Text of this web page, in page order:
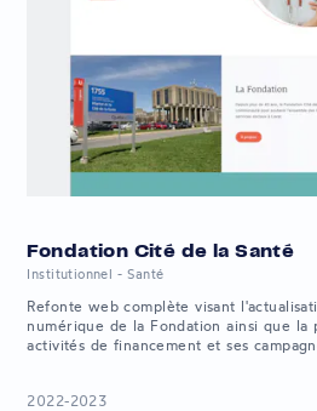
Fondation Cité de la Santé
Institutionnel - Santé
Refonte web complète visant
numérique de la Fondation ainsi que la
activités de financement et ses
2022-2023